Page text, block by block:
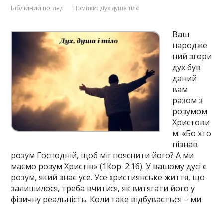
Біблійний погляд Помітки: Дух душа тіло
Ваш
народже
ний згори
дух був
даний
вам
разом з
розумом
Христови
м. «Бо хто
пізнав
розум Господній, щоб міг пояснити його? А ми
маємо розум Христів» (1Кор. 2:16). У вашому дусі є
розум, який знає усе. Усе християнське життя, що
залишилося, треба вчитися, як витягати його у
фізичну реальність. Коли таке відбувається – ми